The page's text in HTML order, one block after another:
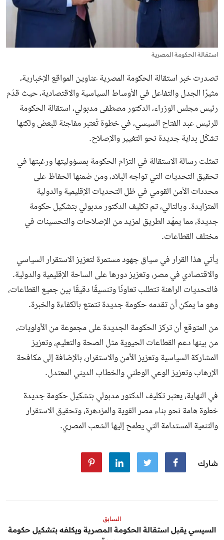
استقالة الحكومة المصرية
تصدرت خبراستقالة الحكومة المصريةعناوين المواقع الإخبارية،
مثيرًا الجدل والتفاعل في الأوساط السياسية والاقتصادية، حيث قدّم
رئيس مجلس الوزراء، الدكتور مصطفى مدبولي، استقالة الحكومة
للرئيس عبد الفتاح السيسي، في خطوة تُعتبر مفاجئة للبعض ولكنها
تشكّل بداية جديدة نحو التغيير والإصلاح.
تمثلت رسالة الاستقالة في التزام الحكومة بمسؤوليتها ورغبتها في
تحقيق التحديات التي تواجه البلاد، ومن ضمنها الحفاظ على
محددات الأمن القومي في ظل التحديات الإقليمية والدولية
المتزايدة. وبالتالي، تم تكليف الدكتور مدبولي بتشكيل حكومة
جديدة، مما يمهّد الطريق لمزيد من الإصلاحات والتحسينات في
مختلف القطاعات.
يأتي هذا القرار في سياق جهود مستمرة لتعزيز الاستقرار السياسي
والاقتصادي في مصر، وتعزيز دورها على الساحة الإقليمية والدولية.
فالتحديات الراهنة تتطلب تعاونًا وتنسيقًا دقيقًا بين جميع القطاعات،
وهو ما يمكن أن تقدمه حكومة جديدة تتمتع بالكفاءة والخبرة.
من المتوقع أن تركز الحكومة الجديدة على مجموعة من الأولويات،
من بينها دعم القطاعات الحيوية مثل الصحة والتعليم، وتعزيز
المشاركة السياسية وتعزيز الأمن والاستقرار، بالإضافة إلى مكافحة
الإرهاب وتعزيز الوعي الوطني والخطاب الديني المعتدل.
في النهاية، يعتبر تكليف الدكتور مدبولي بتشكيل حكومة جديدة
خطوة هامة نحو بناء مصر القوية والمزدهرة، وتحقيق الاستقرار
والتنمية المستدامة التي يطمح إليها الشعب المصري.
شارك
السابق
السيسي يقبل استقالة الحكومة المصرية ويكلفه بتشكيل حكومة